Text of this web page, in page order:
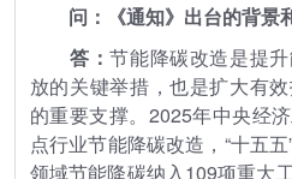
问：《通知》出台的背景
答：节能降碳改造是提
放的关键举措，也是扩大有
的重要支撑。2025年中央经
点行业节能降碳改造，“十五
领域节能降碳纳入109项重大